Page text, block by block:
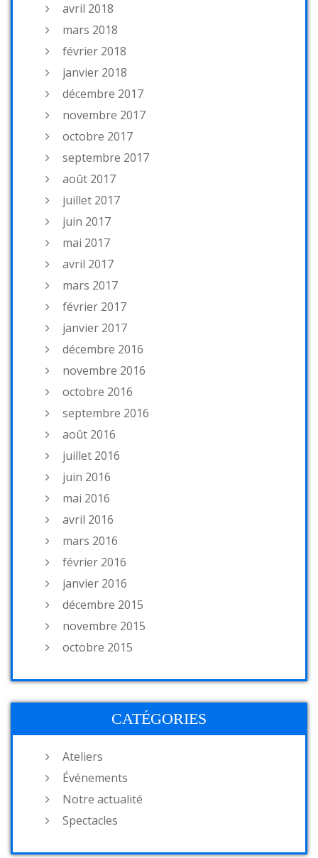
avril 2018
mars 2018
février 2018
janvier 2018
décembre 2017
novembre 2017
octobre 2017
septembre 2017
août 2017
juillet 2017
juin 2017
mai 2017
avril 2017
mars 2017
février 2017
janvier 2017
décembre 2016
novembre 2016
octobre 2016
septembre 2016
août 2016
juillet 2016
juin 2016
mai 2016
avril 2016
mars 2016
février 2016
janvier 2016
décembre 2015
novembre 2015
octobre 2015
CATÉGORIES
Ateliers
Événements
Notre actualité
Spectacles